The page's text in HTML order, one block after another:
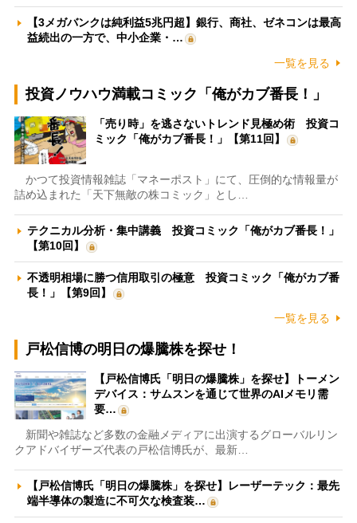
【3メガバンクは純利益5兆円超】銀行、商社、ゼネコンは最高
益続出の一方で、中小企業・…
一覧を見る
投資ノウハウ満載コミック「俺がカブ番長！」
「売り時」を逃さないトレンド見極め術 投資コ
ミック「俺がカブ番長！」【第11回】
かつて投資情報雑誌「マネーポスト」にて、圧倒的な情報量が
詰め込まれた「天下無敵の株コミック」とし…
テクニカル分析・集中講義 投資コミック「俺がカブ番長！」
【第10回】
不透明相場に勝つ信用取引の極意 投資コミック「俺がカブ番
長！」【第9回】
一覧を見る
戸松信博の明日の爆騰株を探せ！
【戸松信博氏「明日の爆騰株」を探せ】トーメン
デバイス：サムスンを通じて世界のAIメモリ需
要…
新聞や雑誌など多数の金融メディアに出演するグローバルリン
クアドバイザーズ代表の戸松信博氏が、最新…
【戸松信博氏「明日の爆騰株」を探せ】レーザーテック：最先
端半導体の製造に不可欠な検査装…